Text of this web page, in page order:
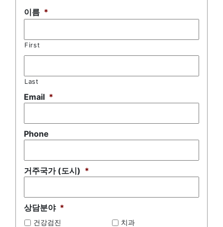
이름 *
First
Last
Email *
Phone
거주국가 (도시) *
상담분야 *
건강검진 치과